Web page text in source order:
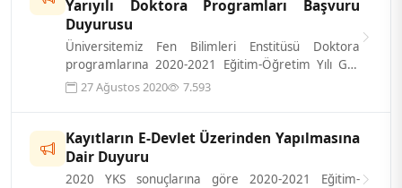
Yarıyılı Doktora Programları Başvuru
Duyurusu
Üniversitemiz Fen Bilimleri Enstitüsü Doktora
programlarına 2020-2021 Eğitim-Öğretim Yılı Güz
Yarıyılında öğrenci alınacaktır. Pro...
27 Ağustos 2020 7.593
Kayıtların E-Devlet Üzerinden Yapılmasına
Dair Duyuru
2020 YKS sonuçlarına göre 2020-2021 Eğitim-